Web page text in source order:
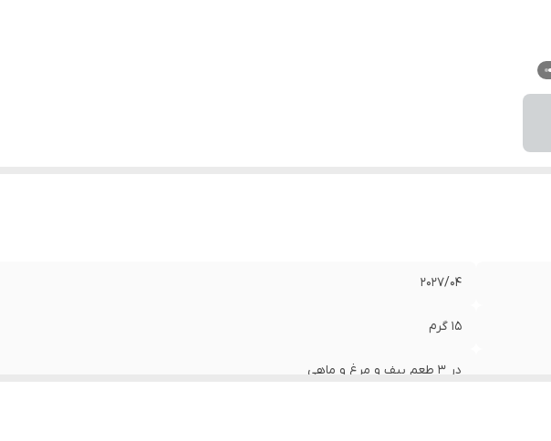
202۷/۰۴
15 گرم
در 3 طعم بیف و مرغ و ماهی